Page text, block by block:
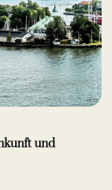
und